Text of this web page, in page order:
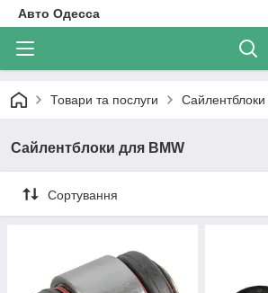
Авто Одесса
Товари та послуги
Сайлентблоки для BMW
Сортування